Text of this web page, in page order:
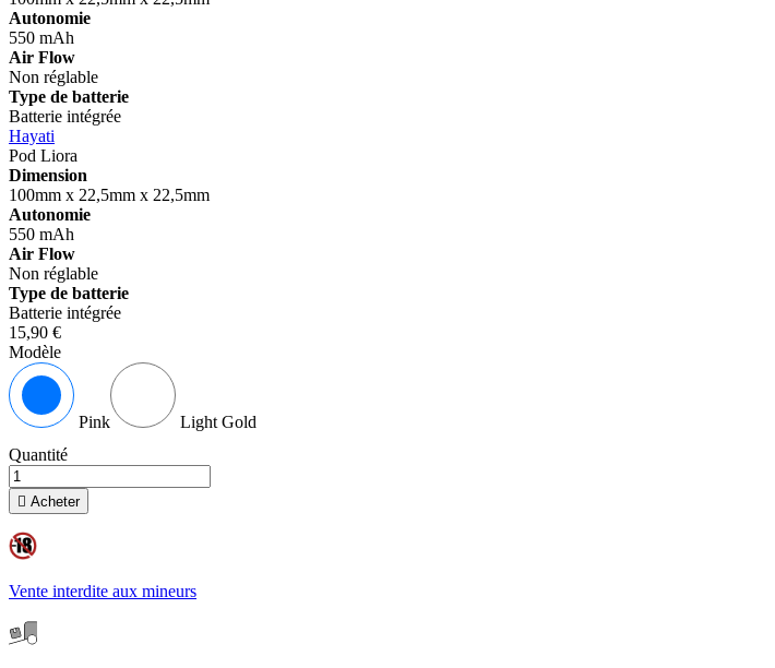
Autonomie
550 mAh
Air Flow
Non réglable
Type de batterie
Batterie intégrée
Hayati
Pod Liora
Dimension
100mm x 22,5mm x 22,5mm
Autonomie
550 mAh
Air Flow
Non réglable
Type de batterie
Batterie intégrée
15,90 €
Modèle
Pink
Light Gold
Quantité
 Acheter
Vente interdite aux mineurs